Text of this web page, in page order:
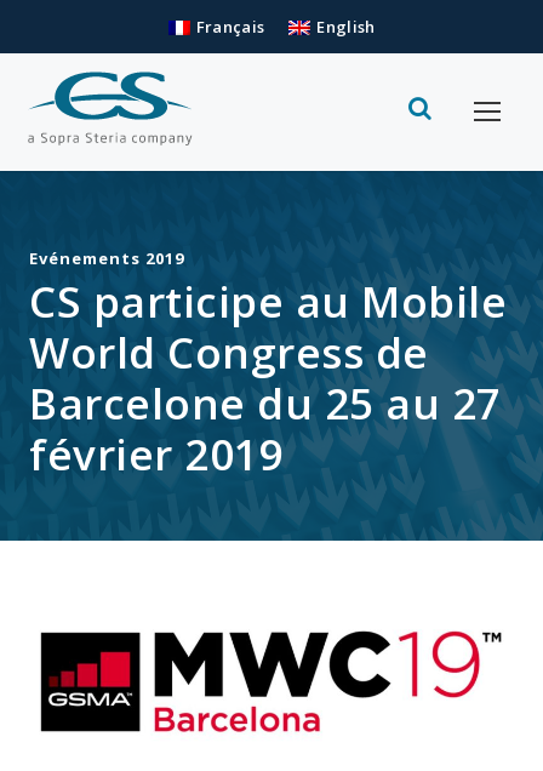
Français English
Evénements 2019
CS participe au Mobile
World Congress de
Barcelone du 25 au 27
février 2019